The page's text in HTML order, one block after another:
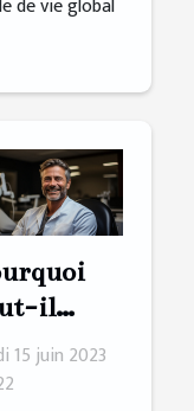
de vie global
il
pour
15 juin 2023